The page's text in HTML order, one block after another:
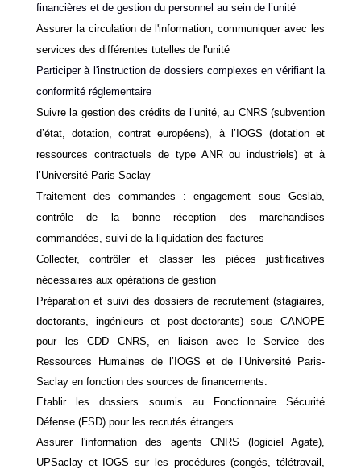
financières et de gestion du personnel au sein de l’unité
Assurer la circulation de l'information, communiquer avec les
services des différentes tutelles de l'unité
Participer à l'instruction de dossiers complexes en vérifiant la
conformité réglementaire
Suivre la gestion des crédits de l’unité, au CNRS (subvention
d’état, dotation, contrat européens), à l’IOGS (dotation et
ressources contractuels de type ANR ou industriels) et à
l’Université Paris-Saclay
Traitement des commandes : engagement sous Geslab,
contrôle de la bonne réception des marchandises
commandées, suivi de la liquidation des factures
Collecter, contrôler et classer les pièces justificatives
nécessaires aux opérations de gestion
Préparation et suivi des dossiers de recrutement (stagiaires,
doctorants, ingénieurs et post-doctorants) sous CANOPE
pour les CDD CNRS, en liaison avec le Service des
Ressources Humaines de l’IOGS et de l’Université Paris-
Saclay en fonction des sources de financements.
Etablir les dossiers soumis au Fonctionnaire Sécurité
Défense (FSD) pour les recrutés étrangers
Assurer l'information des agents CNRS (logiciel Agate),
UPSaclay et IOGS sur les procédures (congés, télétravail,